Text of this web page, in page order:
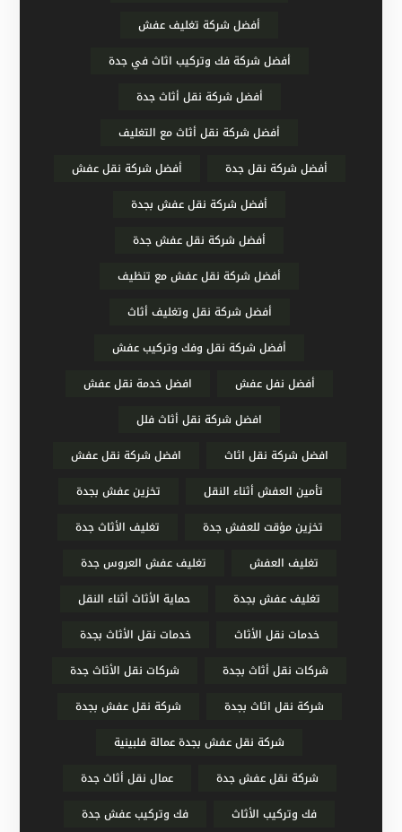
أفضل شركة تغليف عفش
أفضل شركة فك وتركيب اثاث في جدة
أفضل شركة نقل أثاث جدة
أفضل شركة نقل أثاث مع التغليف
أفضل شركة نقل جدة
أفضل شركة نقل عفش
أفضل شركة نقل عفش بجدة
أفضل شركة نقل عفش جدة
أفضل شركة نقل عفش مع تنظيف
أفضل شركة نقل وتغليف أثاث
أفضل شركة نقل وفك وتركيب عفش
أفضل نفل عفش
افضل خدمة نقل عفش
افضل شركة نقل أثاث فلل
افضل شركة نقل اثاث
افضل شركة نقل عفش
تأمين العفش أثناء النقل
تخزين عفش بجدة
تخزين مؤقت للعفش جدة
تغليف الأثاث جدة
تغليف العفش
تغليف عفش العروس جدة
تغليف عفش بجدة
حماية الأثاث أثناء النقل
خدمات نقل الأثاث
خدمات نقل الأثاث بجدة
شركات نقل أثاث بجدة
شركات نقل الأثاث جدة
شركة نقل اثاث بجدة
شركة نقل عفش بجدة
شركة نقل عفش بجدة عمالة فلبينية
شركة نقل عفش جدة
عمال نقل أثاث جدة
فك وتركيب الأثاث
فك وتركيب عفش جدة